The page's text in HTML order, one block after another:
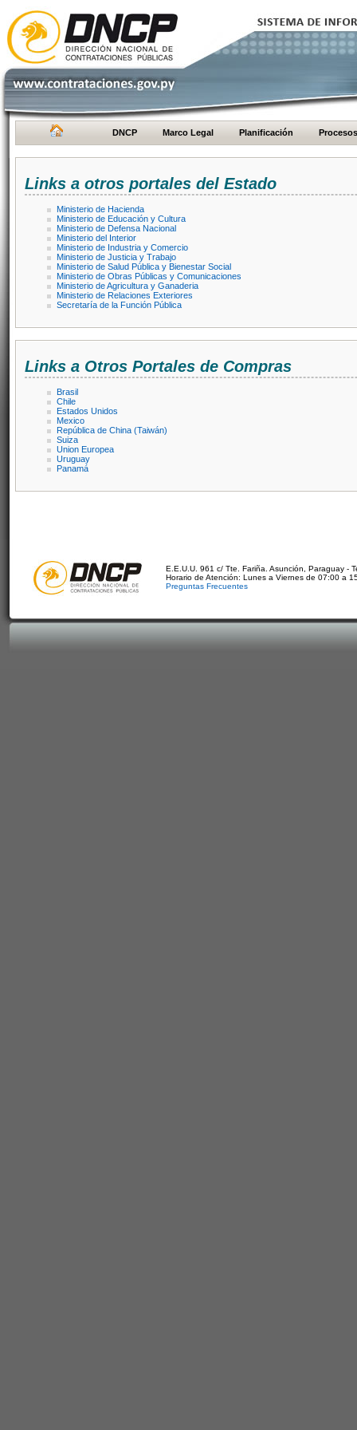
DNCP Marco Legal Planificación Procesos
Links a otros portales del Estado
Ministerio de Hacienda
Ministerio de Educación y Cultura
Ministerio de Defensa Nacional
Ministerio del Interior
Ministerio de Industria y Comercio
Ministerio de Justicia y Trabajo
Ministerio de Salud Pública y Bienestar Social
Ministerio de Obras Públicas y Comunicaciones
Ministerio de Agricultura y Ganaderia
Ministerio de Relaciones Exteriores
Secretaría de la Función Pública
Links a Otros Portales de Compras
Brasil
Chile
Estados Unidos
Mexico
República de China (Taiwán)
Suiza
Union Europea
Uruguay
Panamá
E.E.U.U. 961 c/ Tte. Fariña. Asunción, Paraguay -
Horario de Atención: Lunes a Viernes de 07:00 a
Preguntas Frecuentes